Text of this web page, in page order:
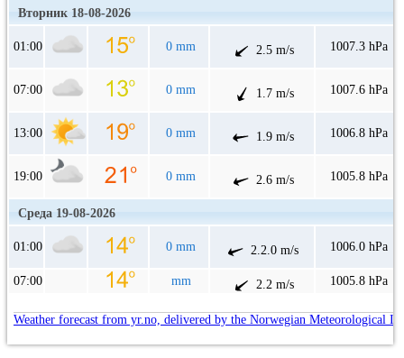
Вторник 18-08-2026
01:00 0 mm 2.5 m/s 1007.3 hPa
07:00 0 mm 1.7 m/s 1007.6 hPa
13:00 0 mm 1.9 m/s 1006.8 hPa
19:00 0 mm 2.6 m/s 1005.8 hPa
Среда 19-08-2026
01:00 0 mm 2.2.0 m/s 1006.0 hPa
07:00 mm 2.2 m/s 1005.8 hPa
Weather forecast from yr.no, delivered by the Norwegian Meteorological